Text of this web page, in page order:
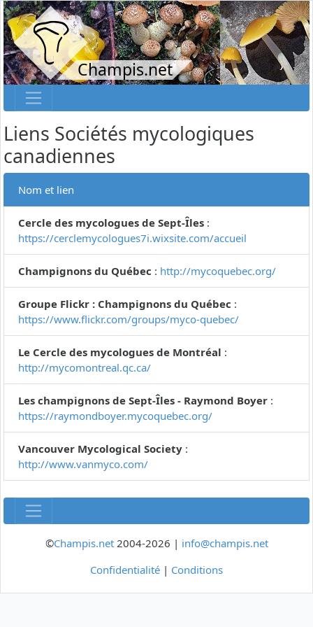
Champis.net
Liens Sociétés mycologiques
canadiennes
Nom et lien
Cercle des mycologues de Sept-Îles :
https://cerclemycologues7i.wixsite.com/accueil
Champignons du Québec : http://mycoquebec.org/
Groupe Flickr : Champignons du Québec :
https://www.flickr.com/groups/myco-quebec/
Le Cercle des mycologues de Montréal :
http://mycomontreal.qc.ca/
Les champignons de Sept-Îles - Raymond Boyer :
https://raymondboyer.mycoquebec.org/
Vancouver Mycological Society :
http://www.vanmyco.com/
©Champis.net2004-2026 | info@champis.net
Confidentialité | Conditions